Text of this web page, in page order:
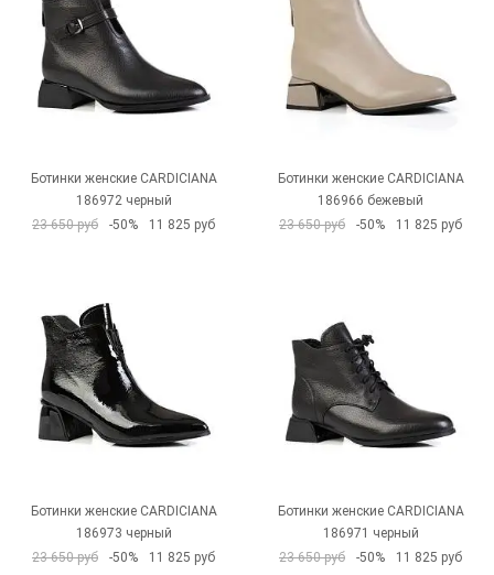
Ботинки женские CARDICIANA
186972 черный
23 650 руб
-50% 11 825 руб
Ботинки женские CARDICIANA
186966 бежевый
23 650 руб
-50% 11 825 руб
Ботинки женские CARDICIANA
186973 черный
23 650 руб
-50% 11 825 руб
Ботинки женские CARDICIANA
186971 черный
23 650 руб
-50% 11 825 руб